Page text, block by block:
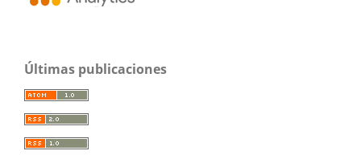
Últimas publicaciones